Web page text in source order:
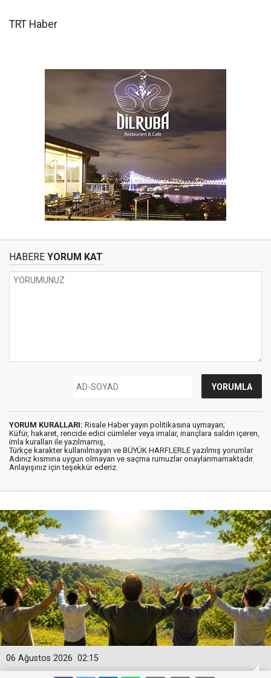
TRT Haber
HABERE YORUM KAT
YORUM KURALLARI: Risale Haber yayın politikasına uymayan;
Küfür, hakaret, rencide edici cümleler veya imalar, inançlara saldırı içeren,
imla kuralları ile yazılmamış,
Türkçe karakter kullanılmayan ve BÜYÜK HARFLERLE yazılmış yorumlar
Adınız kısmına uygun olmayan ve saçma rumuzlar onaylanmamaktadır.
Anlayışınız için teşekkür ederiz.
02:15
06 Ağustos 2026